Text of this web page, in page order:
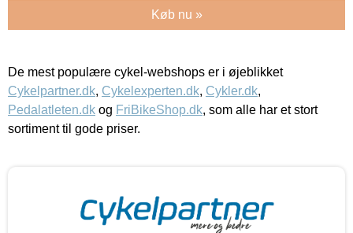
Køb nu »
De mest populære cykel-webshops er i øjeblikket
Cykelpartner.dk, Cykelexperten.dk, Cykler.dk,
Pedalatleten.dk og FriBikeShop.dk, som alle har et stort
sortiment til gode priser.